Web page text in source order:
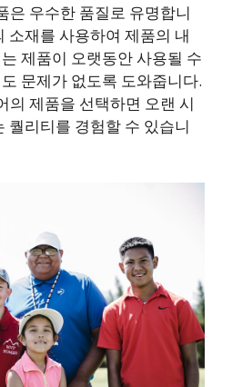
은 우수한 품질로 유명합니
소재를 사용하여 제품의 내
제품이 오랫동안 사용될 수
문제가 없도록 도와줍니다.
의 제품을 선택하면 오랜 시
퀄리티를 경험할 수 있습니